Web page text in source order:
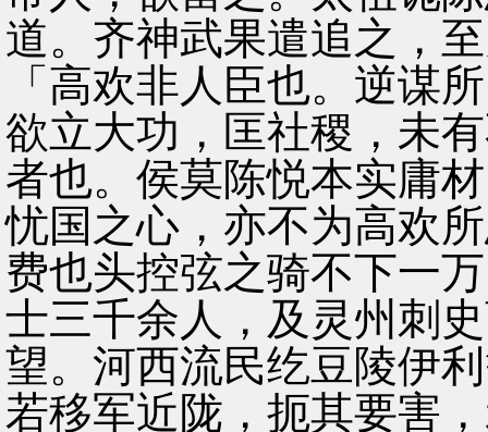
道。齐神武果遣追之，
「高欢非人臣也。逆谋
欲立大功，匡社稷，未
者也。侯莫陈悦本实庸
忧国之心，亦不为高欢
费也头控弦之骑不下一
士三千余人，及灵州刺
望。河西流民纥豆陵伊
若移军近陇，扼其要害